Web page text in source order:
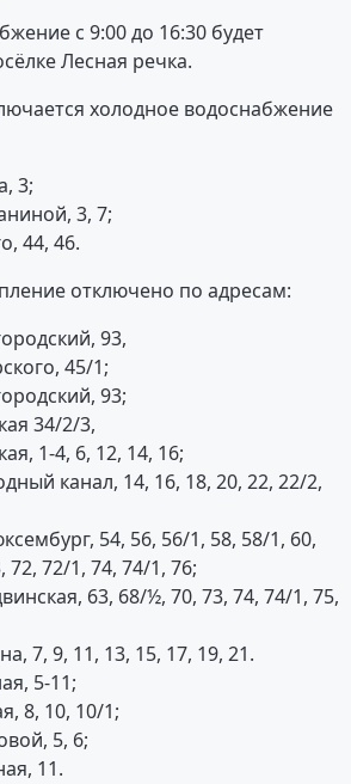
с 9:00 до 16:30 будет
Лесная речка.
холодное водоснабжение
3;
3, 7;
44, 46.
отключено по адресам:
93,
45/1;
93;
34/2/3,
1-4, 6, 12, 14, 16;
канал, 14, 16, 18, 20, 22, 22/2,
54, 56, 56/1, 58, 58/1, 60,
72, 72/1, 74, 74/1, 76;
63, 68/½, 70, 73, 74, 74/1, 75,
7, 9, 11, 13, 15, 17, 19, 21.
5-11;
8, 10, 10/1;
5, 6;
11.